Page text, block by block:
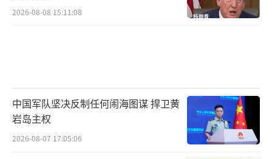
2026-08-08 15:11:08
中国军队坚决反制任何闹海图谋 捍卫黄
岩岛主权
2026-08-07 17:05:06